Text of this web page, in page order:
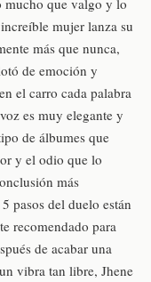
mujer lanza su
más que nunca,
de emoción y
el carro cada palabra
es muy elegante y
de álbumes que
y el odio que lo
más
pasos del duelo están
recomendado para
de acabar una
vibra tan libre, Jhene